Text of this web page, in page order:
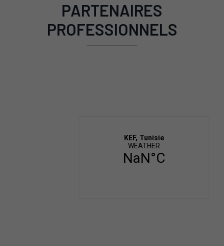
PARTENAIRES
PROFESSIONNELS